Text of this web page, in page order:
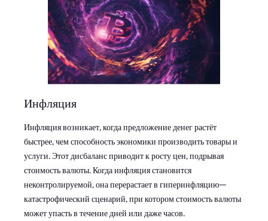
Инфляция
Инфляция возникает, когда предложение денег растёт
быстрее, чем способность экономики производить товары и
услуги. Этот дисбаланс приводит к росту цен, подрывая
стоимость валюты. Когда инфляция становится
неконтролируемой, она перерастает в гиперинфляцию—
катастрофический сценарий, при котором стоимость валюты
может упасть в течение дней или даже часов.